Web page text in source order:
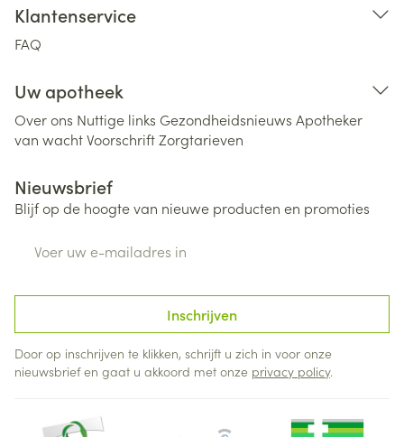
Klantenservice
FAQ
Uw apotheek
Over ons Nuttige links Gezondheidsnieuws Apotheker
van wachtVoorschriftZorgtarieven
Nieuwsbrief
Blijf op de hoogte van nieuwe producten en promoties
Inschrijven
Door op inschrijven te klikken, schrijft u zich in voor onze
nieuwsbrief en gaat u akkoord met onze privacy policy.